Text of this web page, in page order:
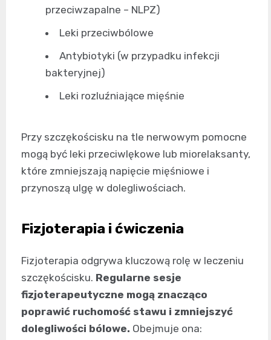
przeciwzapalne – NLPZ)
Leki przeciwbólowe
Antybiotyki (w przypadku infekcji
bakteryjnej)
Leki rozluźniające mięśnie
Przy szczękościsku na tle nerwowym pomocne
mogą być leki przeciwlękowe lub miorelaksanty,
które zmniejszają napięcie mięśniowe i
przynoszą ulgę w dolegliwościach.
Fizjoterapia i ćwiczenia
Fizjoterapia odgrywa kluczową rolę w leczeniu
szczękościsku. Regularne sesje
fizjoterapeutyczne mogą znacząco
poprawić ruchomość stawu i zmniejszyć
dolegliwości bólowe. Obejmuje ona: